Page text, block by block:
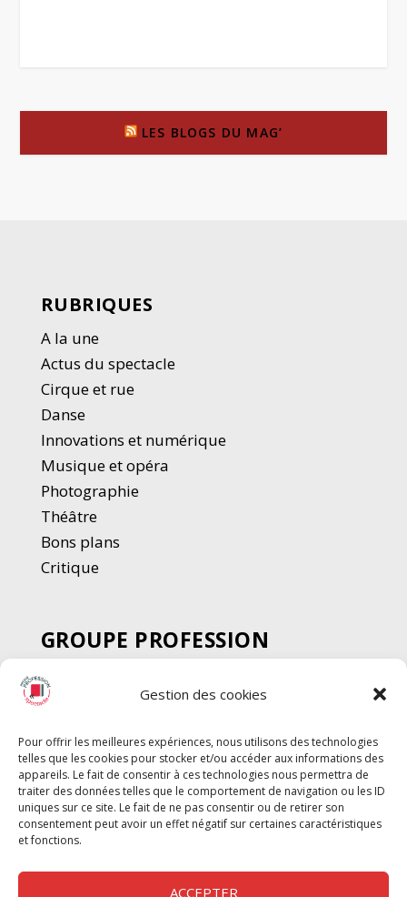
Gestion des cookies
Pour offrir les meilleures expériences, nous utilisons des technologies
telles que les cookies pour stocker et/ou accéder aux informations des
appareils. Le fait de consentir à ces technologies nous permettra de
traiter des données telles que le comportement de navigation ou les ID
uniques sur ce site. Le fait de ne pas consentir ou de retirer son
consentement peut avoir un effet négatif sur certaines caractéristiques
et fonctions.
ACCEPTER
LES BLOGS DU MAG’
RUBRIQUES
A la une
Actus du spectacle
Cirque et rue
Danse
Innovations et numérique
Musique et opéra
Photographie
Théâtre
Bons plans
Critique
GROUPE PROFESSION
SPECTACLE
Chèque Intermittents
Chèque Compta
Chèque Emploi Spectacle
G-Pods
Profession Audio-visuel